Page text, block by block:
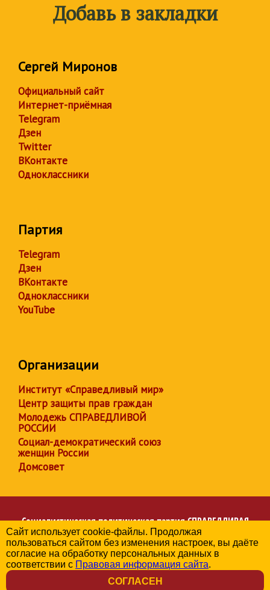
Добавь в закладки
Сергей Миронов
Официальный сайт
Интернет-приёмная
Telegram
Дзен
Twitter
ВКонтакте
Одноклассники
Партия
Telegram
Дзен
ВКонтакте
Одноклассники
YouTube
Организации
Институт «Справедливый мир»
Центр защиты прав граждан
Молодежь СПРАВЕДЛИВОЙ
РОССИИ
Социал-демократический союз
женщин России
Домсовет
Социалистическая политическая партияСПРАВЕДЛИВАЯ
РОССИЯ
Региональное отделение партии в Республике Карелия
© 2006-2026
Политика в отношении обработки персональных данных
Сайт использует cookie-файлы. Продолжая
пользоваться сайтом без изменения настроек, вы даёте
согласие на обработку персональных данных в
соответствии с Правовая информация сайта.
СОГЛАСЕН